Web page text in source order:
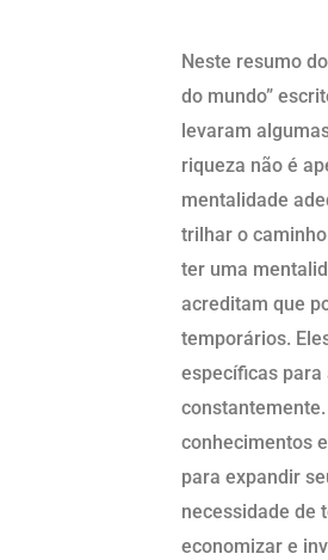
Neste resumo
do mundo”
levaram
riqueza não é
mentalidade
trilhar o
ter uma
acreditam que
temporários.
específicas para
conhecimentos
para expandir
necessidade de
economizar e